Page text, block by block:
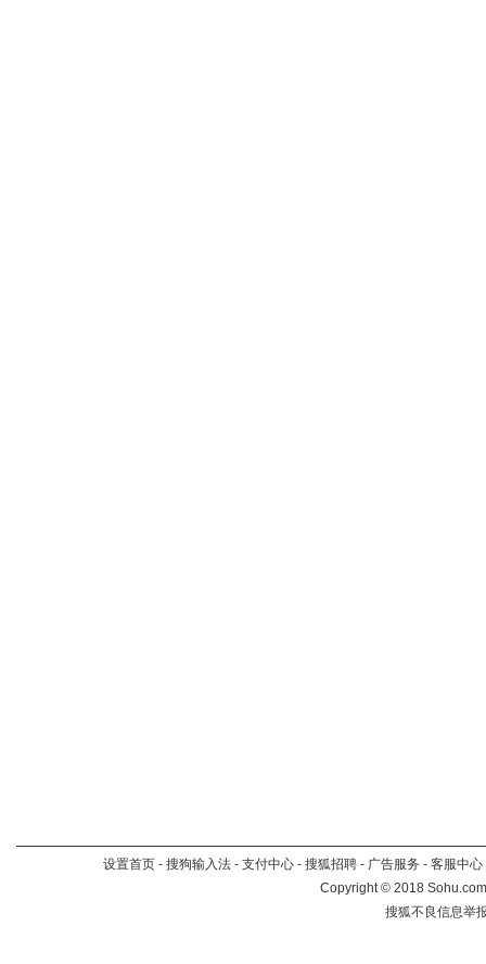
设置首页 - 搜狗输入法 - 支付中心 - 搜狐招聘 - 广告服务 - 客服中心
Copyright©2018
搜狐不良信息举